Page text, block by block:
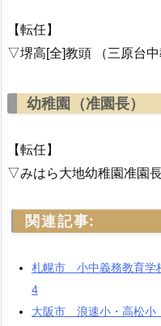
【転任】
▽堺高[全]教頭 （三原台
幼稚園（准園長）
【転任】
▽みはら大地幼稚園准園
関連記事:
札幌市 小中義務教育
4
大阪市 浪速小・高松